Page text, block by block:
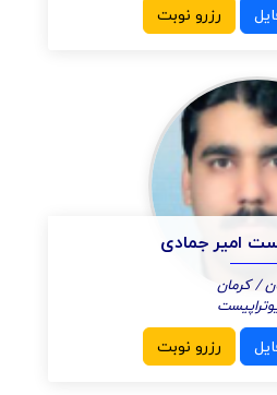
رزرو نوبت
امیر جمادی
/ کرمان
رزرو نوبت